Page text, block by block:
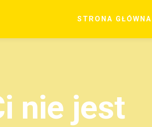
STRONA GŁÓWNA
nie jest